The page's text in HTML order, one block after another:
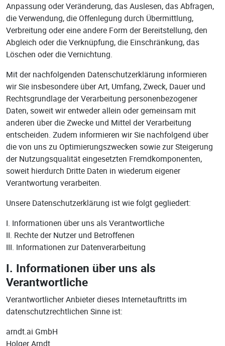
Anpassung oder Veränderung, das Auslesen, das Abfragen,
die Verwendung, die Offenlegung durch Übermittlung,
Verbreitung oder eine andere Form der Bereitstellung, den
Abgleich oder die Verknüpfung, die Einschränkung, das
Löschen oder die Vernichtung.
Mit der nachfolgenden Datenschutzerklärung informieren
wir Sie insbesondere über Art, Umfang, Zweck, Dauer und
Rechtsgrundlage der Verarbeitung personenbezogener
Daten, soweit wir entweder allein oder gemeinsam mit
anderen über die Zwecke und Mittel der Verarbeitung
entscheiden. Zudem informieren wir Sie nachfolgend über
die von uns zu Optimierungszwecken sowie zur Steigerung
der Nutzungsqualität eingesetzten Fremdkomponenten,
soweit hierdurch Dritte Daten in wiederum eigener
Verantwortung verarbeiten.
Unsere Datenschutzerklärung ist wie folgt gegliedert:
I. Informationen über uns als Verantwortliche
II. Rechte der Nutzer und Betroffenen
III. Informationen zur Datenverarbeitung
I. Informationen über uns als
Verantwortliche
Verantwortlicher Anbieter dieses Internetauftritts im
datenschutzrechtlichen Sinne ist:
arndt.ai GmbH
Holger Arndt